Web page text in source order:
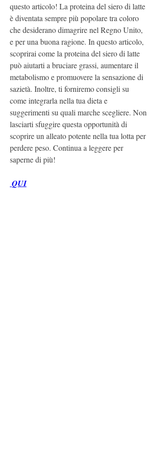
questo articolo! La proteina del siero di latte
è diventata sempre più popolare tra coloro
che desiderano dimagrire nel Regno Unito,
e per una buona ragione. In questo articolo,
scoprirai come la proteina del siero di latte
può aiutarti a bruciare grassi, aumentare il
metabolismo e promuovere la sensazione di
sazietà. Inoltre, ti forniremo consigli su
come integrarla nella tua dieta e
suggerimenti su quali marche scegliere. Non
lasciarti sfuggire questa opportunità di
scoprire un alleato potente nella tua lotta per
perdere peso. Continua a leggere per
saperne di più!
QUI